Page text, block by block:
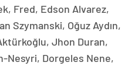
Fred, Edson Alvarez,
Szymanski, Oğuz Aydın,
Jhon Duran,
Nesyri, Dorgeles Nene,